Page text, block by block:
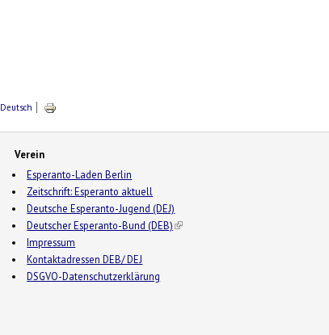
Deutsch
Verein
Esperanto-Laden Berlin
Zeitschrift: Esperanto aktuell
Deutsche Esperanto-Jugend (DEJ)
Deutscher Esperanto-Bund (DEB)(link is external)
Impressum
Kontaktadressen DEB/ DEJ
DSGVO-Datenschutzerklärung